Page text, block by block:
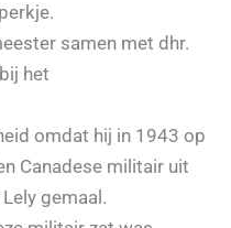
samen met dhr.
het
omdat hij in 1943 op
Canadese militair uit
gemaal.